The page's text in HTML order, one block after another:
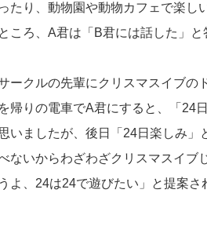
たり、動物園や動物カフェで楽し
ころ、A君は「B君には話した」
ークルの先輩にクリスマスイブの
帰りの電車でA君にすると、「24
いましたが、後日「24日楽しみ」
ないからわざわざクリスマスイブ
よ、24は24で遊びたい」と提案さ